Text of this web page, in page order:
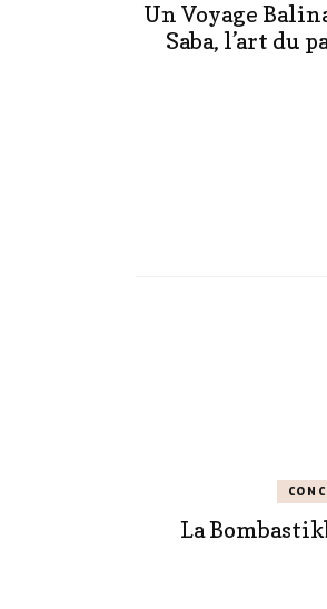
Un Voyage
Saba, l’art du
La